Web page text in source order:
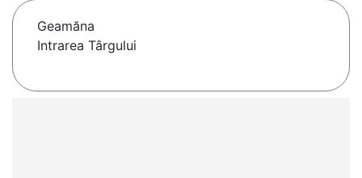
Geamăna
Intrarea Târgului